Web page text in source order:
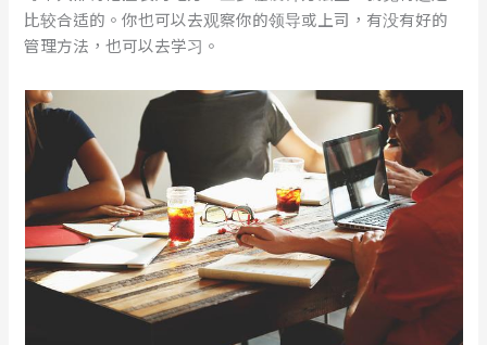
比较合适的。你也可以去观察你的领导或上司，有没有好的
管理方法，也可以去学习。